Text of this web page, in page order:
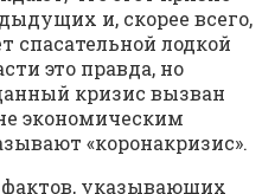
и, скорее всего,
спасательной лодкой
это правда, но
кризис вызван
экономическим
«коронакризис».
фактов, указывающих